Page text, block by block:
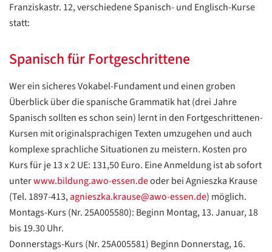
Franziskastr. 12, verschiedene Spanisch- und Englisch-Kurse
statt:
Spanisch für Fortgeschrittene
Wer ein sicheres Vokabel-Fundament und einen groben
Überblick über die spanische Grammatik hat (drei Jahre
Spanisch sollten es schon sein) lernt in den Fortgeschrittenen-
Kursen mit originalsprachigen Texten umzugehen und auch
komplexe sprachliche Situationen zu meistern. Kosten pro
Kurs für je 13 x 2 UE: 131,50 Euro. Eine Anmeldung ist ab sofort
unterwww.bildung.awo-essen.deoder bei Agnieszka Krause
(Tel. 1897-413,agnieszka.krause@awo-essen.de) möglich.
Montags-Kurs (Nr. 25A005580): Beginn Montag, 13. Januar, 18
bis 19.30 Uhr.
Donnerstags-Kurs (Nr. 25A005581) Beginn Donnerstag, 16.